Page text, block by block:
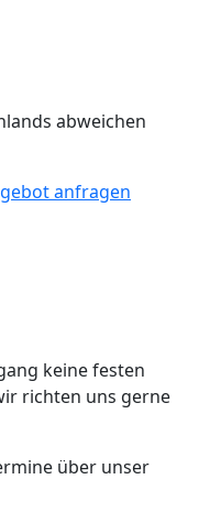
abweichen
anfragen
keine festen
richten uns gerne
über unser